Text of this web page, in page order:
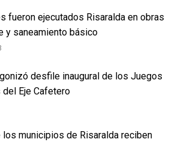
fueron ejecutados Risaralda en obras
y saneamiento básico
desfile inaugural de los Juegos
del Eje Cafetero
municipios de Risaralda reciben